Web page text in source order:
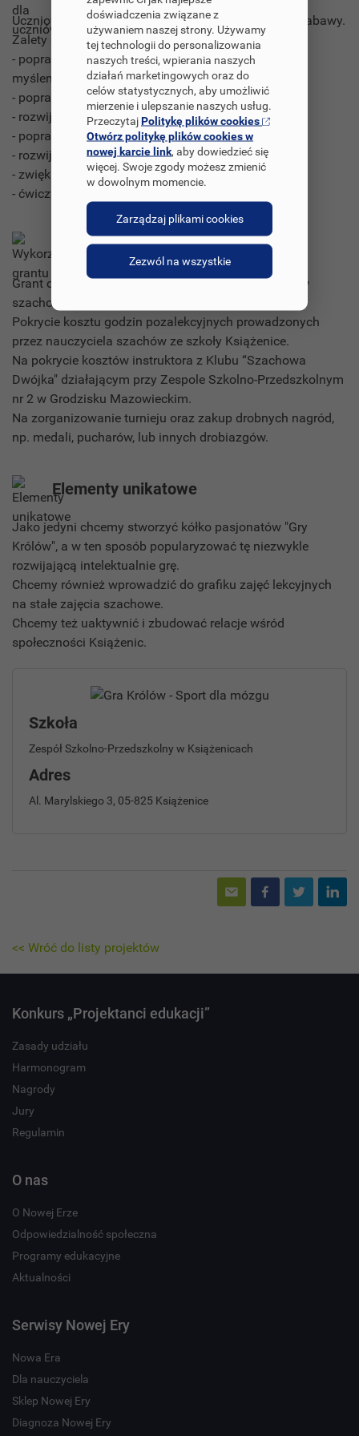
Uczniowie w ten sposób poznają nową grę i formę zabawy.
Zalety gry w szachy:
- poprawia umiejętności analitycznego i logicznego
myślenia
- poprawia pamięć i koncentrację
- rozwija planowanie i przewidywanie
- poprawia umiejętności rozwiązywania problemów
- rozwija kreatywność
- zwiększa IQ
- ćwiczy obie półkule mózgu i stymuluje jego rozwój
Wykorzystanie grantu
Grant chcemy wykorzystać na zakup kilku zestawów
szachownic.
Pokrycie kosztu godzin pozalekcyjnych prowadzonych
przez nauczyciela szachów ze szkoły Książenice.
Na pokrycie kosztów instruktora z Klubu “Szachowa
Dwójka" działającym przy Zespole Szkolno-Przedszkolnym
nr 2 w Grodzisku Mazowieckim.
Na zorganizowanie turnieju oraz zakup drobnych nagród,
np. medali, pucharów, lub innych drobiazgów.
Elementy unikatowe
Jako jedyni chcemy stworzyć kółko pasjonatów "Gry
Królów", a w ten sposób popularyzować tę niezwykle
rozwijającą intelektualnie grę.
Chcemy również wprowadzić do grafiku zajęć lekcyjnych
na stałe zajęcia szachowe.
Chcemy też uaktywnić i zbudować relacje wśród
społeczności Książenic.
Szkoła
Zespół Szkolno-Przedszkolny w Książenicach
Adres
Al. Marylskiego 3, 05-825 Książenice
<< Wróć do listy projektów
Konkurs „Projektanci edukacji”
Zasady udziału
Harmonogram
Nagrody
Jury
Regulamin
O nas
O Nowej Erze
Odpowiedzialność społeczna
Programy edukacyjne
Aktualności
Serwisy Nowej Ery
Nowa Era
Dla nauczyciela
Sklep Nowej Ery
Diagnoza Nowej Ery
doświadczenia związane z
używaniem naszej strony. Używamy
tej technologii do personalizowania
naszych treści, wpierania naszych
działań marketingowych oraz do
celów statystycznych, aby umożliwić
mierzenie i ulepszanie naszych usług.
PrzeczytajPolitykę plików cookies
Otwórz politykę plików cookies w
nowej karcie link, aby dowiedzieć się
więcej. Swoje zgody możesz zmienić
w dowolnym momencie.
Zarządzaj plikami cookies
Zezwól na wszystkie